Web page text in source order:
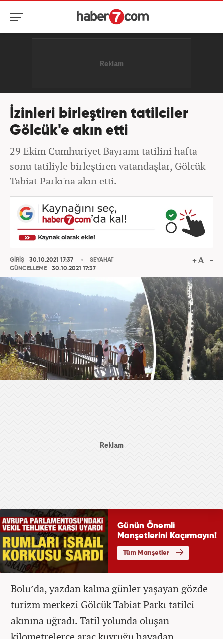
İzinleri birleştiren tatilciler
Gölcük'e akın etti
29 Ekim Cumhuriyet Bayramı tatilini hafta
sonu tatiliyle birleştiren vatandaşlar, Gölcük
Tabiat Parkı'na akın etti.
GİRİŞ
30.10.2021 17:37
GÜNCELLEME
30.10.2021 17:37
SEYAHAT
Bolu’da, yazdan kalma günler yaşayan gözde
turizm merkezi Gölcük Tabiat Parkı tatilci
akınına uğradı. Tatil yolunda oluşan
kilometrelerce araç kuyruğu havadan